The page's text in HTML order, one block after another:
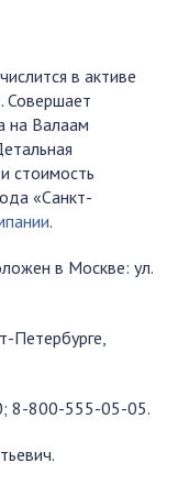
в активе
Совершает
на Валаам
стоимость
«Санкт-
.
в Москве: ул.
Петербурге,
8-800-555-05-05.